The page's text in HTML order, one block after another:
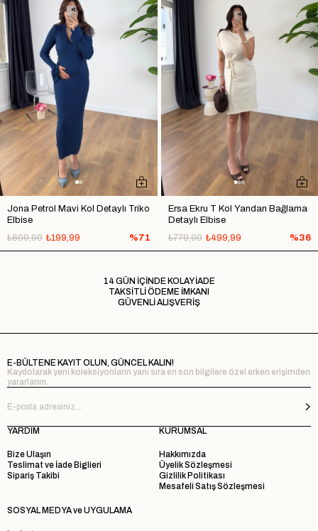
Jona Petrol Mavi Kol Detaylı Triko
Elbise
₺199,99
₺699,99 %71
Ersa Ekru T Kol Yandan Bağlama
Detaylı Elbise
₺499,99
₺779,99 %36
14 GÜN İÇİNDE KOLAY İADE
TAKSİTLİ ÖDEME İMKANI
GÜVENLİ ALIŞVERİŞ
E-BÜLTENE KAYIT OLUN, GÜNCEL KALIN!
Kaydolarak yeni koleksiyonların yanı sıra en son bilgilere özel erken erişimden
yararlanın.
YARDIM
Bize Ulaşın
Teslimat ve İade Biglieri
Sipariş Takibi
KURUMSAL
Hakkımızda
Üyelik Sözleşmesi
Gizlilik Politikası
Mesafeli Satış Sözleşmesi
SOSYAL MEDYA ve UYGULAMA